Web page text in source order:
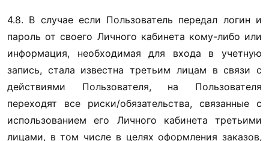
4.8. В случае если Пользователь передал логин и
пароль от своего Личного кабинета кому-либо или
информация, необходимая для входа в учетную
запись, стала известна третьим лицам в связи с
действиями Пользователя, на Пользователя
переходят все риски/обязательства, связанные с
использованием его Личного кабинета третьими
лицами, в том числе в целях оформления заказов,